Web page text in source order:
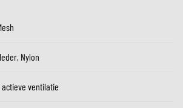
Nylon
actieve ventilatie